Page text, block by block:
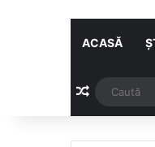
ACASĂ
Articol